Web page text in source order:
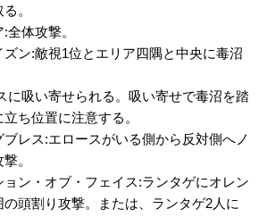
。
全体攻撃。
ズン:敵視1位とエリア四隅と中央に毒沼
に吸い寄せられる。吸い寄せで毒沼を踏
ち位置に注意する。
ブレス:エロースがいる側から反対側へノ
。
ョン・オブ・フェイス:ランタゲにオレン
の頭割り攻撃。または、ランタゲ2人に